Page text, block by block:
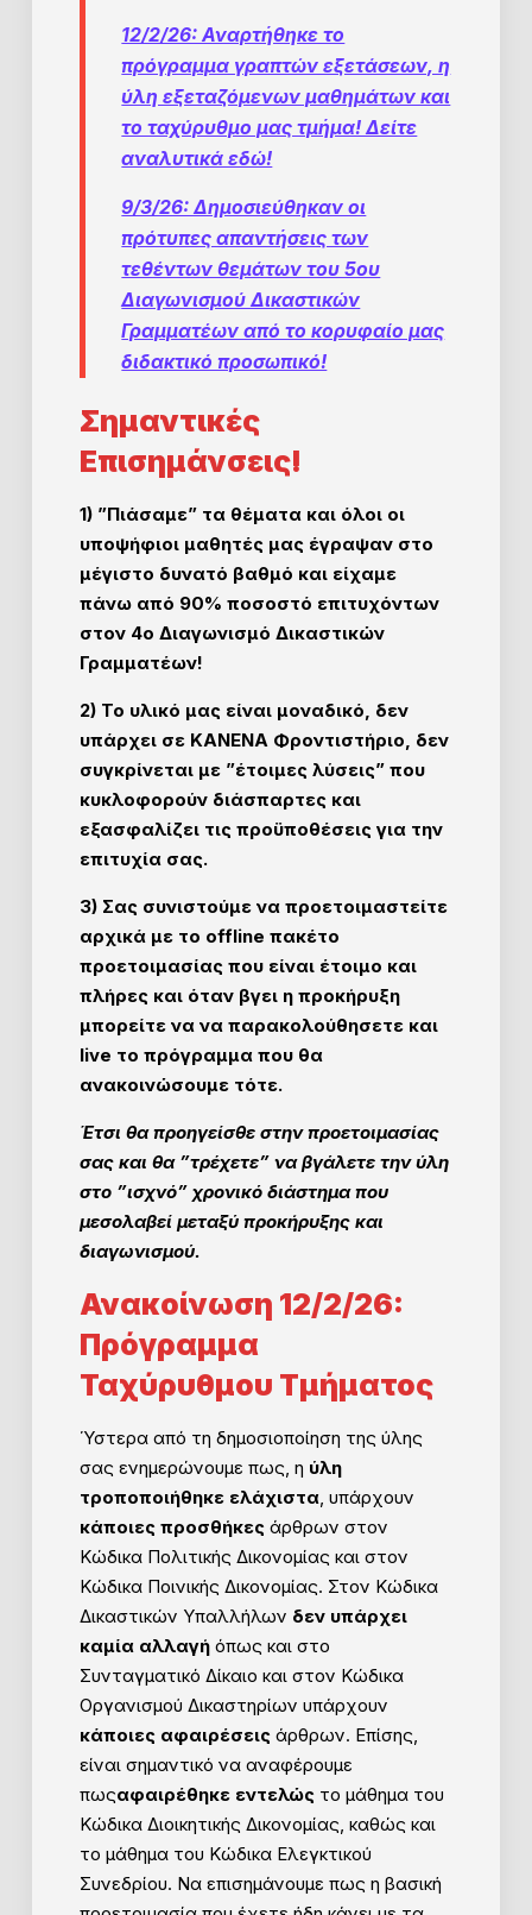
12/2/26: Αναρτήθηκε το
πρόγραμμα γραπτών εξετάσεων, η
ύλη εξεταζόμενων μαθημάτων και
το ταχύρυθμο μας τμήμα! Δείτε
αναλυτικά εδώ!
9/3/26: Δημοσιεύθηκαν οι
πρότυπες απαντήσεις των
τεθέντων θεμάτων του 5ου
Διαγωνισμού Δικαστικών
Γραμματέων από το κορυφαίο μας
διδακτικό προσωπικό!
Σημαντικές
Επισημάνσεις!
1) ”Πιάσαμε” τα θέματα και όλοι οι
υποψήφιοι μαθητές μας έγραψαν στο
μέγιστο δυνατό βαθμό και είχαμε
πάνω από 90% ποσοστό επιτυχόντων
στον 4ο Διαγωνισμό Δικαστικών
Γραμματέων!
2) Το υλικό μας είναι μοναδικό, δεν
υπάρχει σε ΚΑΝΕΝΑ Φροντιστήριο, δεν
συγκρίνεται με ”έτοιμες λύσεις” που
κυκλοφορούν διάσπαρτες και
εξασφαλίζει τις προϋποθέσεις για την
επιτυχία σας.
3) Σας συνιστούμε να προετοιμαστείτε
αρχικά με το offline πακέτο
προετοιμασίας που είναι έτοιμο και
πλήρες και όταν βγει η προκήρυξη
μπορείτε να να παρακολούθησετε και
live το πρόγραμμα που θα
ανακοινώσουμε τότε.
Έτσι θα προηγείσθε στην προετοιμασίας
σας και θα ”τρέχετε” να βγάλετε την ύλη
στο ”ισχνό” χρονικό διάστημα που
μεσολαβεί μεταξύ προκήρυξης και
διαγωνισμού.
Ανακοίνωση 12/2/26:
Πρόγραμμα
Ταχύρυθμου Τμήματος
Ύστερα από τη δημοσιοποίηση της ύλης
σας ενημερώνουμε πως, η ύλη
τροποποιήθηκε ελάχιστα, υπάρχουν
κάποιες προσθήκεςάρθρων στον
Κώδικα Πολιτικής Δικονομίας και στον
Κώδικα Ποινικής Δικονομίας. Στον Κώδικα
Δικαστικών Υπαλλήλων δεν υπάρχει
καμία αλλαγήόπως και στο
Συνταγματικό Δίκαιο και στον Κώδικα
Οργανισμού Δικαστηρίων υπάρχουν
κάποιες αφαιρέσειςάρθρων. Επίσης,
είναι σημαντικό να αναφέρουμε
πωςαφαιρέθηκε εντελώςτο μάθημα του
Κώδικα Διοικητικής Δικονομίας, καθώς και
το μάθημα του Κώδικα Ελεγκτικού
Συνεδρίου. Να επισημάνουμε πως η βασική